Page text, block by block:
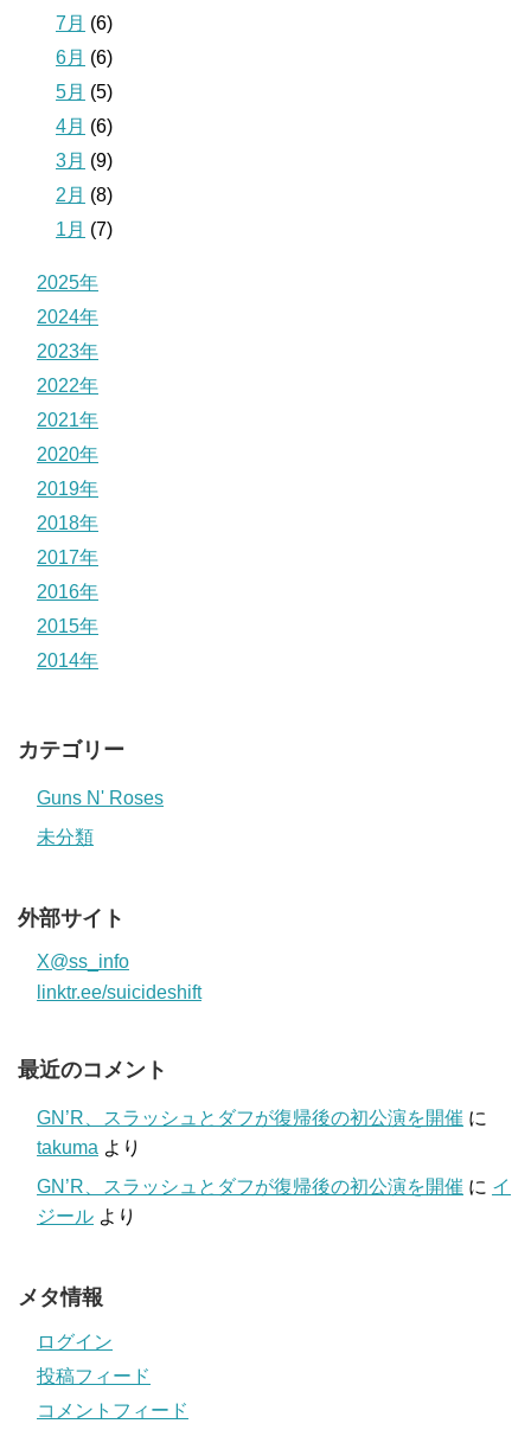
7月 (6)
6月 (6)
5月 (5)
4月 (6)
3月 (9)
2月 (8)
1月 (7)
2025年
2024年
2023年
2022年
2021年
2020年
2019年
2018年
2017年
2016年
2015年
2014年
カテゴリー
Guns N' Roses
未分類
外部サイト
X@ss_info
linktr.ee/suicideshift
最近のコメント
GN’R、スラッシュとダフが復帰後の初公演を開催 に
takuma より
GN’R、スラッシュとダフが復帰後の初公演を開催 に イ
ジール より
メタ情報
ログイン
投稿フィード
コメントフィード